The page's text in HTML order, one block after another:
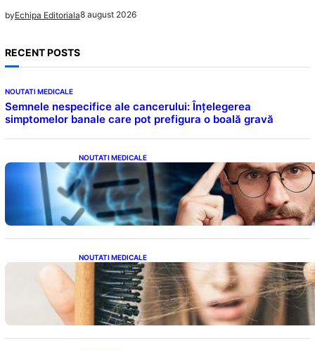
byEchipa Editoriala8 august 2026
RECENT POSTS
NOUTATI MEDICALE
Semnele nespecifice ale cancerului: Înțelegerea
simptomelor banale care pot prefigura o boală gravă
NOUTATI MEDICALE
Inteligența dincolo de note: Semnele unui IQ
ridicat care nu țin de școală
NOUTATI MEDICALE
Semnele unei deficiențe de proteine:
Impactul asupra sănătății tale